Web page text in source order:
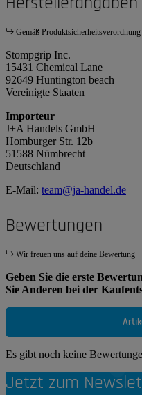
Gemäß Produktsicherheitsverordnung
Stompgrip Inc.
15431 Chemical Lane
92649 Huntington beach
Vereinigte Staaten
Importeur
J+A Handels GmbH
Homburger Str. 12b
51588 Nümbrecht
Deutschland
E-Mail: team@ja-handel.de
Bewertungen
Wir freuen uns auf deine Bewertung
Geben Sie die erste
Sie Anderen bei der
Es gibt noch keine
Jetzt zum